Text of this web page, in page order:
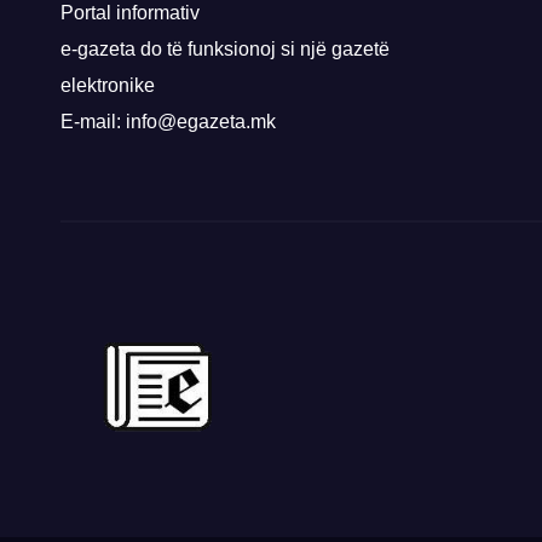
Portal informativ
e-gazeta do të funksionoj si një gazetë
elektronike
E-mail: info@egazeta.mk